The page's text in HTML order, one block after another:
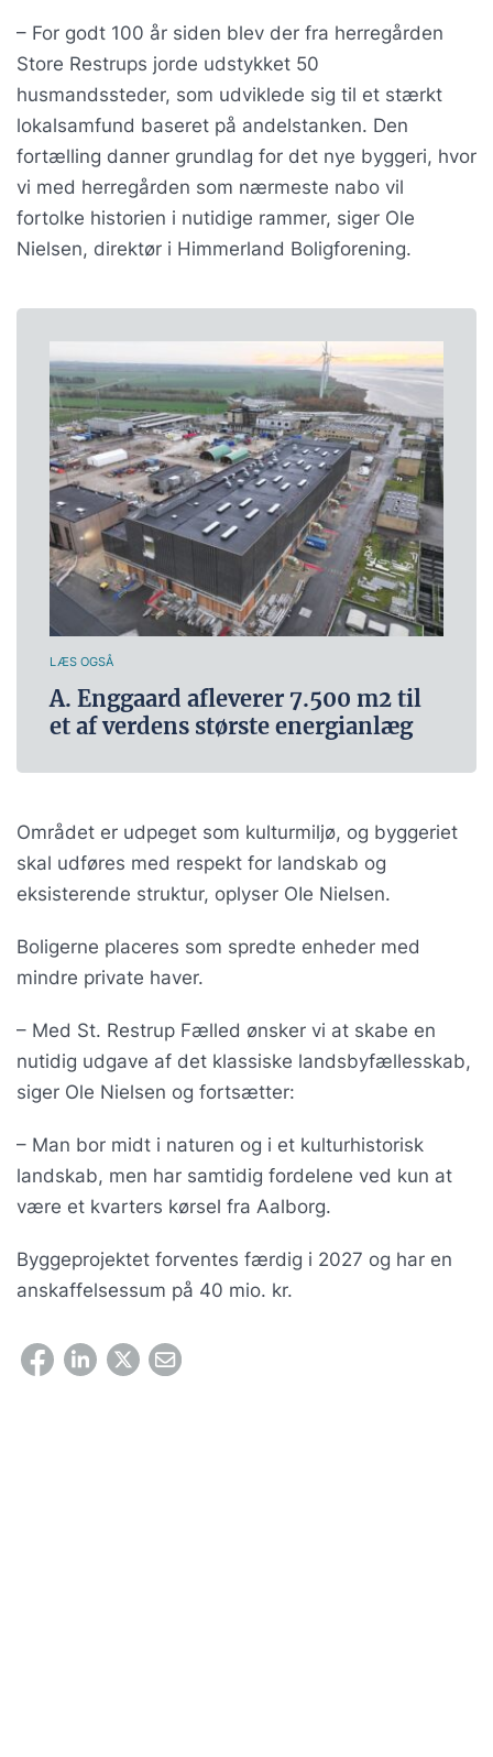
– For godt 100 år siden blev der fra herregården
Store Restrups jorde udstykket 50
husmandssteder, som udviklede sig til et stærkt
lokalsamfund baseret på andelstanken. Den
fortælling danner grundlag for det nye byggeri, hvor
vi med herregården som nærmeste nabo vil
fortolke historien i nutidige rammer, siger Ole
Nielsen, direktør i Himmerland Boligforening.
LÆS OGSÅ
A. Enggaard afleverer 7.500 m2 til
et af verdens største energianlæg
Området er udpeget som kulturmiljø, og byggeriet
skal udføres med respekt for landskab og
eksisterende struktur, oplyser OIe Nielsen.
Boligerne placeres som spredte enheder med
mindre private haver.
– Med St. Restrup Fælled ønsker vi at skabe en
nutidig udgave af det klassiske landsbyfællesskab,
siger Ole Nielsen og fortsætter:
– Man bor midt i naturen og i et kulturhistorisk
landskab, men har samtidig fordelene ved kun at
være et kvarters kørsel fra Aalborg.
Byggeprojektet forventes færdig i 2027 og har en
anskaffelsessum på 40 mio. kr.